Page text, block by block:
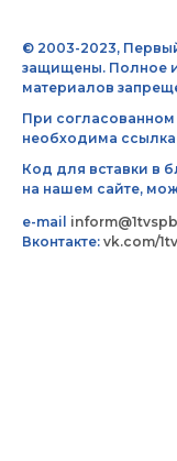
© 2003-2023,
защищены. Полное
материалов
При
необходима ссылка
Код для вставки в
на нашем сайте,
e-mail
Вконтакте: vk.com/